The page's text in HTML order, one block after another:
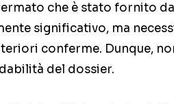
che è stato fornito
significativo, ma
conferme. Dunque,
del dossier.